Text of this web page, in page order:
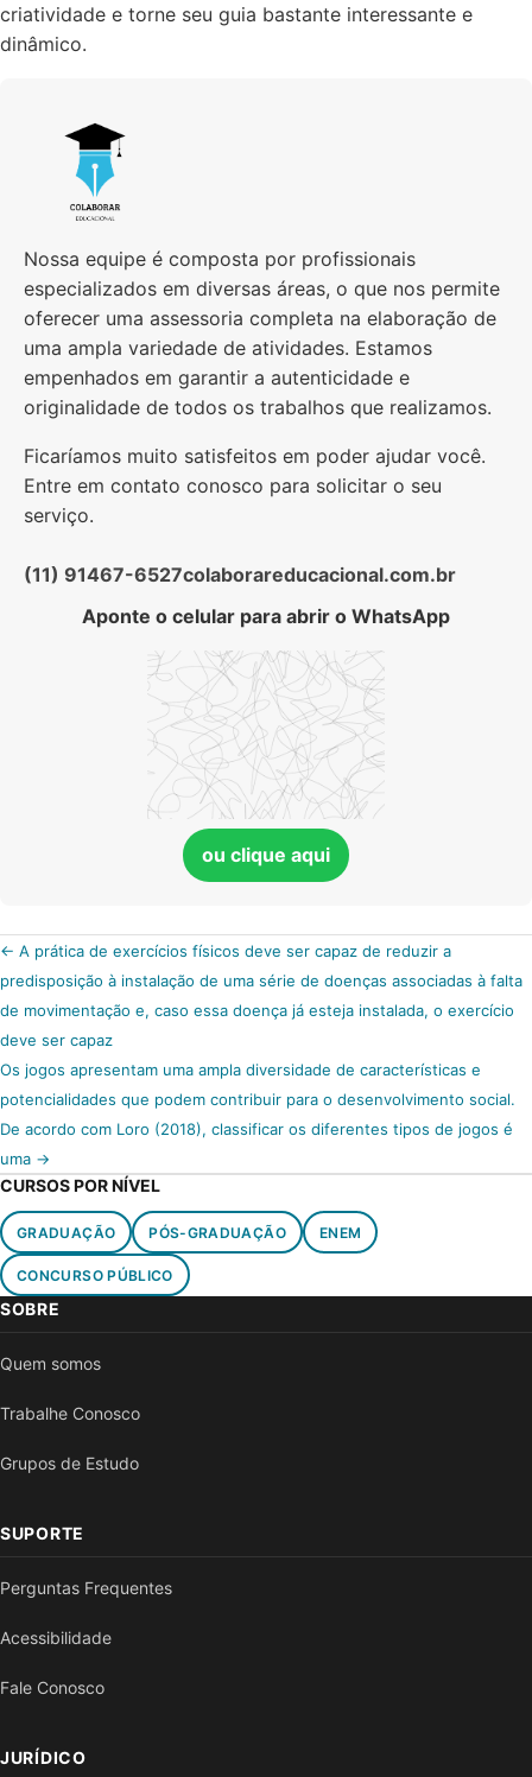
criatividade e torne seu guia bastante interessante e
dinâmico.
Nossa equipe é composta por profissionais
especializados em diversas áreas, o que nos permite
oferecer uma assessoria completa na elaboração de
uma ampla variedade de atividades. Estamos
empenhados em garantir a autenticidade e
originalidade de todos os trabalhos que realizamos.
Ficaríamos muito satisfeitos em poder ajudar você.
Entre em contato conosco para solicitar o seu
serviço.
(11) 91467-6527colaborareducacional.com.br
Aponte o celular para abrir o WhatsApp
ou clique aqui
A prática de exercícios físicos deve ser capaz de reduzir a
predisposição à instalação de uma série de doenças associadas à falta
de movimentação e, caso essa doença já esteja instalada, o exercício
deve ser capaz
Os jogos apresentam uma ampla diversidade de características e
potencialidades que podem contribuir para o desenvolvimento social.
De acordo com Loro (2018), classificar os diferentes tipos de jogos é
uma
CURSOS POR NÍVEL
GRADUAÇÃO PÓS-GRADUAÇÃO ENEM
CONCURSO PÚBLICO
SOBRE
Quem somos
Trabalhe Conosco
Grupos de Estudo
SUPORTE
Perguntas Frequentes
Acessibilidade
Fale Conosco
JURÍDICO